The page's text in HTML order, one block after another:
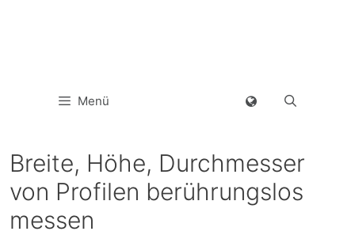
Menü
Breite, Höhe, Durchmesser
von Profilen berührungslos
messen